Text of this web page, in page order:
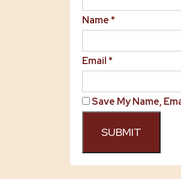
Name*
Email*
Save My Name,